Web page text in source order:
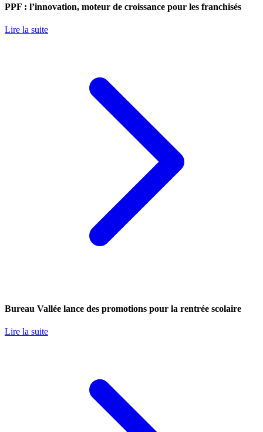
PPF : l’innovation, moteur de croissance pour les franchisés
Lire la suite
Bureau Vallée lance des promotions pour la rentrée scolaire
Lire la suite